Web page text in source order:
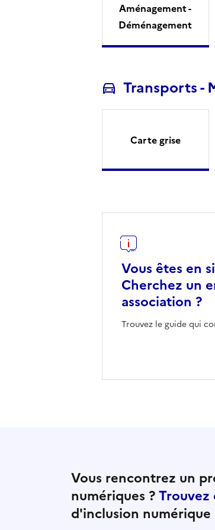
Aménagement -
Déménagement
Transports -
Carte grise
Vous êtes en
Cherchez un
association ?
Trouvez le guide qui
Vous rencontrez un
numériques ?Trouvez
d'inclusion numérique